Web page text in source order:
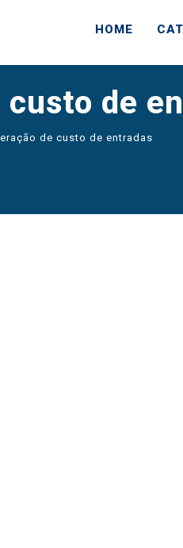
HOME
de
de custo de entradas